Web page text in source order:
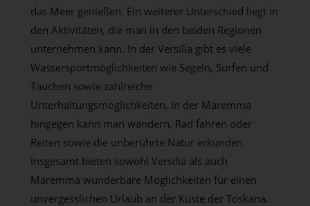
das Meer genießen. Ein weiterer Unterschied liegt in
den Aktivitäten, die man in den beiden Regionen
unternehmen kann. In der Versilia gibt es viele
Wassersportmöglichkeiten wie Segeln, Surfen und
Tauchen sowie zahlreiche
Unterhaltungsmöglichkeiten. In der Maremma
hingegen kann man wandern, Rad fahren oder
Reiten sowie die unberührte Natur erkunden.
Insgesamt bieten sowohl Versilia als auch
Maremma wunderbare Möglichkeiten für einen
unvergesslichen Urlaub an der Küste der Toskana.